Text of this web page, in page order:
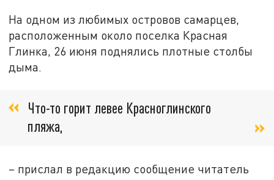
На одном из любимых островов самарцев,
расположенным около поселка Красная
Глинка, 26 июня поднялись плотные столбы
дыма.
Что-то горит левее Красноглинского
пляжа,
– прислал в редакцию сообщение читатель